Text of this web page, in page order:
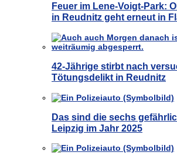
Feuer im Lene-Voigt-Park:
in Reudnitz geht erneut in
42-Jährige stirbt nach
Tötungsdelikt in Reudnitz
Das sind die sechs
Leipzig im Jahr 2025